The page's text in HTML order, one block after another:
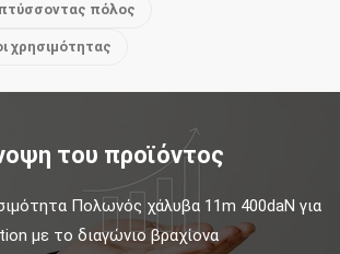
πόλος
χρησιμότητας
του προϊόντος
Πολωνός χάλυβα 11m 400daN για
με το διαγώνιο βραχίονα